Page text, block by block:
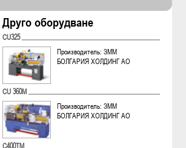
Друго оборудване
CU325
Производитель: ЗММ
БОЛГАРИЯ ХОЛДИНГ АО
CU 360M
Производитель: ЗММ
БОЛГАРИЯ ХОЛДИНГ АО
C400TM